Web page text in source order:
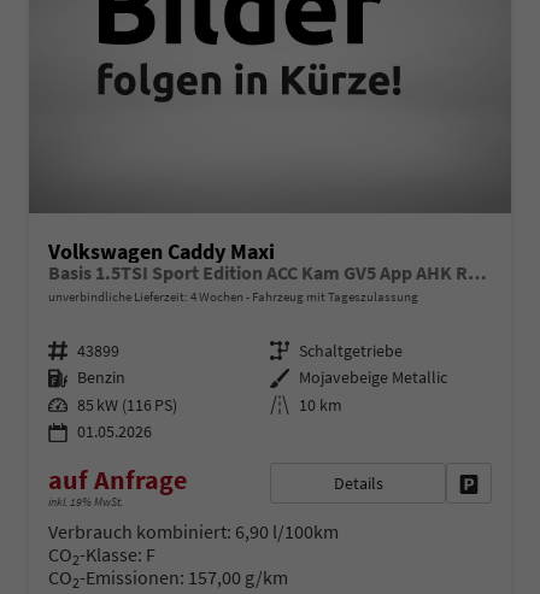
Volkswagen Caddy Maxi
Basis 1.5TSI Sport Edition ACC Kam GV5 App AHK Reling
unverbindliche Lieferzeit: 4 Wochen Fahrzeug mit Tageszulassung
Fahrzeugnr. 43899 Getriebe Schaltgetriebe
Kraftstoff Benzin Außenfarbe Mojavebeige Metallic
Leistung 85 kW (116 PS) Kilometerstand 10 km
01.05.2026
auf Anfrage
inkl. 19% MwSt.
Details
Verbrauch kombiniert: 6,90 l/100km
CO2-Klasse: F
CO2-Emissionen: 157,00 g/km